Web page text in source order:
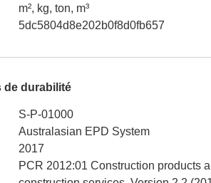
m², kg, ton, m³
5dc5804d8e202b0f8d0fb657
de durabilité
S-P-01000
Australasian EPD System
2017
PCR 2012:01 Construction products